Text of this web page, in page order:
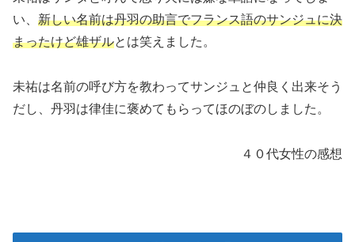
い、 新しい名前は丹羽の助言でフランス語のサンジュに決
まったけど雄ザルとは笑えました。
未祐は名前の呼び方を教わってサンジュと仲良く出来そう
だし、丹羽は律佳に褒めてもらってほのぼのしました。
４０代女性の感想